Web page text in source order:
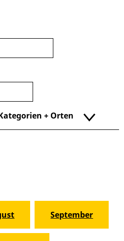
+ Orten
September